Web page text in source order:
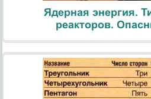
Ядерная энергия.
реакторов.